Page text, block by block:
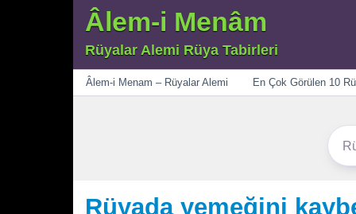
Âlem-i Menâm
Rüyalar Alemi Rüya Tabirleri
Menü
Âlem-i Menam – Rüyalar Alemi En Çok Görülen 10
Rüyada yemeğini